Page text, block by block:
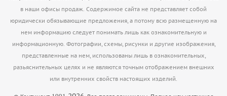
в наши офисы продаж. Содержимое сайта не представляет собой
юридически обязывающие предложения, а потому всю размещенную на
нем информацию следует понимать лишь как ознакомительную и
информационную. Фотографии, схемы, рисунки и другие изображения,
представленные на нем, использованы лишь в ознакомительных,
разьяснительных целях и не являются точным отображением внешних
или внутренних свойств настоящих изделий.